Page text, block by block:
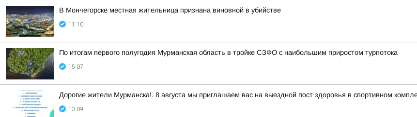
В Мончегорске местная жительница признана виновной в убийстве
11:10
По итогам первого полугодия Мурманская область в тройке СЗФО с наибольшим приростом турпотока
15:07
Дорогие жители Мурманска!. 8 августа мы приглашаем вас на выездной пост здоровья в спортивном
13:09